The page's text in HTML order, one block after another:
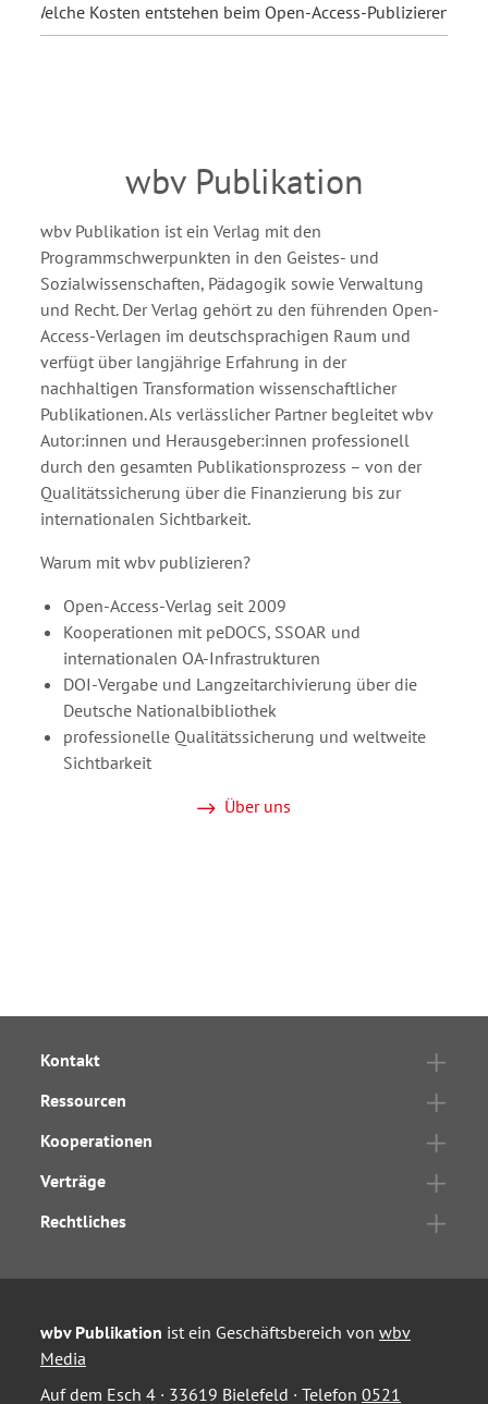
Welche Kosten entstehen beim Open-Access-Publizieren?
wbv Publikation
wbv Publikation ist ein Verlag mit den
Programmschwerpunkten in den Geistes- und
Sozialwissenschaften, Pädagogik sowie Verwaltung
und Recht. Der Verlag gehört zu den führenden Open-
Access-Verlagen im deutschsprachigen Raum und
verfügt über langjährige Erfahrung in der
nachhaltigen Transformation wissenschaftlicher
Publikationen. Als verlässlicher Partner begleitet wbv
Autor:innen und Herausgeber:innen professionell
durch den gesamten Publikationsprozess – von der
Qualitätssicherung über die Finanzierung bis zur
internationalen Sichtbarkeit.
Warum mit wbv publizieren?
Open-Access-Verlag seit 2009
Kooperationen mit peDOCS, SSOAR und
internationalen OA-Infrastrukturen
DOI-Vergabe und Langzeitarchivierung über die
Deutsche Nationalbibliothek
professionelle Qualitätssicherung und weltweite
Sichtbarkeit
Über uns
Kontakt
Ressourcen
Kooperationen
Verträge
Rechtliches
wbv Publikation ist ein Geschäftsbereich von wbv
Media
Auf dem Esch 4 · 33619 Bielefeld · Telefon 0521